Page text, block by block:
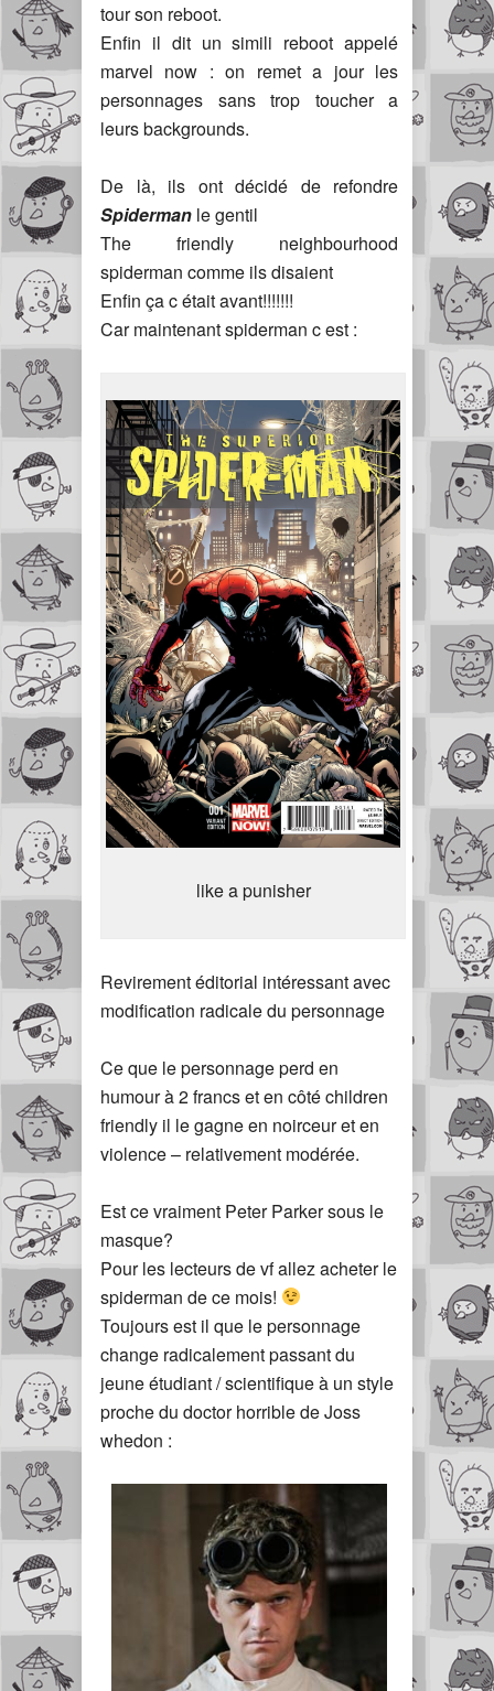
tour son reboot.
Enfin il dit un simili reboot appelé
marvel now : on remet a jour les
personnages sans trop toucher a
leurs backgrounds.
De là, ils ont décidé de refondre
Spiderman le gentil
The friendly neighbourhood
spiderman comme ils disaient
Enfin ça c était avant!!!!!!!
Car maintenant spiderman c est :
like a punisher
Revirement éditorial intéressant avec
modification radicale du personnage
Ce que le personnage perd en
humour à 2 francs et en côté children
friendly il le gagne en noirceur et en
violence – relativement modérée.
Est ce vraiment Peter Parker sous le
masque?
Pour les lecteurs de vf allez acheter le
spiderman de ce mois!
Toujours est il que le personnage
change radicalement passant du
jeune étudiant / scientifique à un style
proche du doctor horrible de Joss
whedon :